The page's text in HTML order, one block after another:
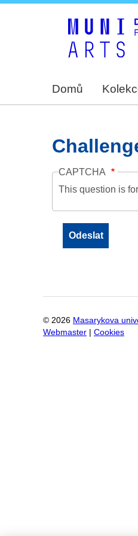
Domů
CAPTCHA
This question is
© 2026 Masarykova
Webmaster
Cookies